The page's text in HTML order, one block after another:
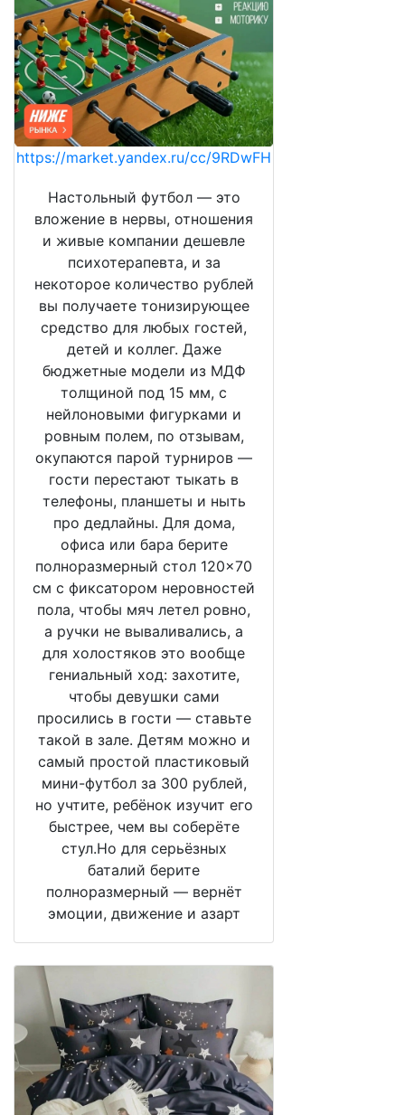
https://market.yandex.ru/cc/9RDwFH
Настольный футбол — это
вложение в нервы, отношения
и живые компании дешевле
психотерапевта, и за
некоторое количество рублей
вы получаете тонизирующее
средство для любых гостей,
детей и коллег. Даже
бюджетные модели из МДФ
толщиной под 15 мм, с
нейлоновыми фигурками и
ровным полем, по отзывам,
окупаются парой турниров —
гости перестают тыкать в
телефоны, планшеты и ныть
про дедлайны. Для дома,
офиса или бара берите
полноразмерный стол 120×70
см с фиксатором неровностей
пола, чтобы мяч летел ровно,
а ручки не вываливались, а
для холостяков это вообще
гениальный ход: захотите,
чтобы девушки сами
просились в гости — ставьте
такой в зале. Детям можно и
самый простой пластиковый
мини-футбол за 300 рублей,
но учтите, ребёнок изучит его
быстрее, чем вы соберёте
стул.Но для серьёзных
баталий берите
полноразмерный — вернёт
эмоции, движение и азарт